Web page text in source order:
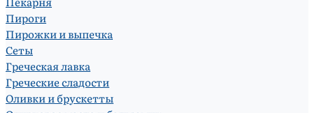
Пироги
Пирожки и выпечка
Сеты
Греческая лавка
Греческие сладости
Оливки и брускетты